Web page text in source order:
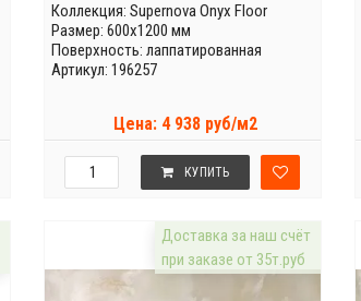
Коллекция: Supernova Onyx Floor
Размер: 600x1200 мм
Поверхность: лаппатированная
Артикул: 196257
Цена: 4 938 руб/м2
КУПИТЬ
Доставка за наш счёт
при заказе от 35т.руб